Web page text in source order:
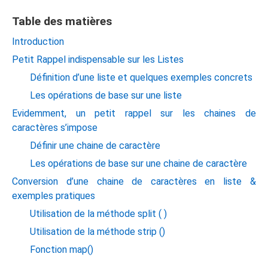
Table des matières
Introduction
Petit Rappel indispensable sur les Listes
Définition d’une liste et quelques exemples concrets
Les opérations de base sur une liste
Evidemment, un petit rappel sur les chaines de
caractères s’impose
Définir une chaine de caractère
Les opérations de base sur une chaine de caractère
Conversion d’une chaine de caractères en liste &
exemples pratiques
Utilisation de la méthode split ( )
Utilisation de la méthode strip ()
Fonction map()